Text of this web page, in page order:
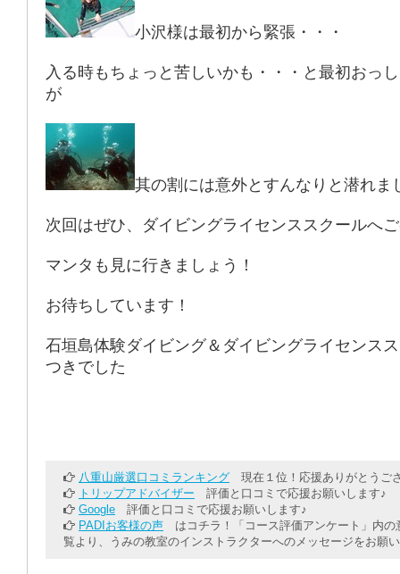
小沢様は最初から緊張・・・
入る時もちょっと苦しいかも・・・と最初おっ
が
其の割には意外とすんなりと潜れま
次回はぜひ、ダイビングライセンススクールへ
マンタも見に行きましょう！
お待ちしています！
石垣島体験ダイビング＆ダイビングライセンス
つきでした
八重山厳選口コミランキング 現在１位！応援ありがとうご
トリップアドバイザー 評価と口コミで応援お願いします♪
Google 評価と口コミで応援お願いします♪
PADIお客様の声 はコチラ！「コース評価アンケート」内の
覧より、うみの教室のインストラクターへのメッセージをお願